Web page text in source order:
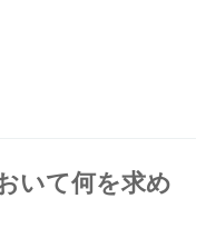
いて何を求め